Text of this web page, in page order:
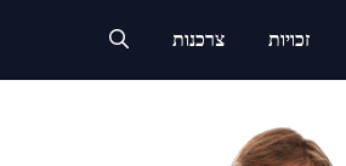
זכויות צרכנות